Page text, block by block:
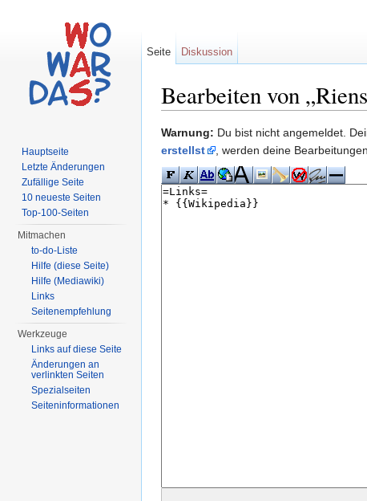
Bearbeiten von
Warnung: Du bist nicht angemeldet.
erstellst
, werden deine
Seite Diskussion
Hauptseite
Letzte Änderungen
Zufällige Seite
10 neueste Seiten
Top-100-Seiten
Mitmachen
to-do-Liste
Hilfe (diese Seite)
Hilfe (Mediawiki)
Links
Seitenempfehlung
Werkzeuge
Links auf diese Seite
Änderungen an
verlinkten Seiten
Spezialseiten
Seiteninformationen